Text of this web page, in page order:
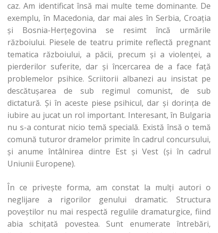
caz. Am identificat însă mai multe teme dominante. De
exemplu, în Macedonia, dar mai ales în Serbia, Croaţia
şi Bosnia-Herţegovina se resimt încă urmările
războiului. Piesele de teatru primite reflectă pregnant
tematica războiului, a păcii, precum şi a violenţei, a
pierderilor suferite, dar şi încercarea de a face faţă
problemelor psihice. Scriitorii albanezi au insistat pe
descătuşarea de sub regimul comunist, de sub
dictatură. Şi în aceste piese psihicul, dar şi dorinţa de
iubire au jucat un rol important. Interesant, în Bulgaria
nu s-a conturat nicio temă specială. Există însă o temă
comună tuturor dramelor primite în cadrul concursului,
şi anume întâlnirea dintre Est şi Vest (şi în cadrul
Uniunii Europene).
În ce priveşte forma, am constat la mulţi autori o
neglijare a rigorilor genului dramatic. Structura
poveştilor nu mai respectă regulile dramaturgice, fiind
abia schiţată povestea. Sunt enumerate întrebări,